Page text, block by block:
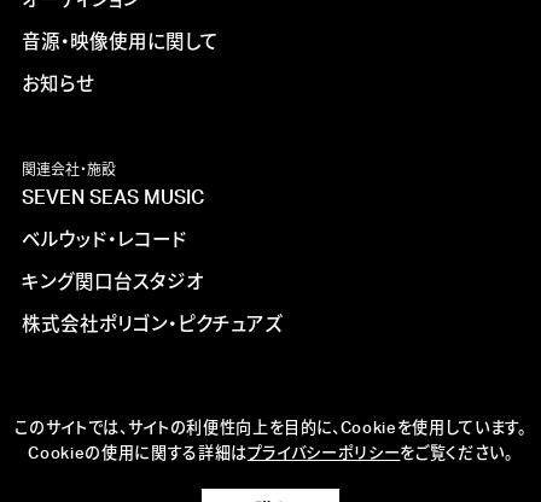
音源・映像使用に関して
お知らせ
関連会社・施設
SEVEN SEAS MUSIC
ベルウッド・レコード
キング関口台スタジオ
株式会社ポリゴン・ピクチュアズ
このサイトでは、サイトの利便性向上を目的に、Cookieを使用しています。
Cookieの使用に関する詳細はプライバシーポリシーをご覧ください。